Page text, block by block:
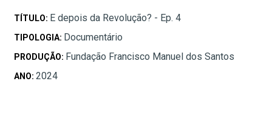
TÍTULO: E depois da Revolução? - Ep. 4
TIPOLOGIA: Documentário
PRODUÇÃO: Fundação Francisco Manuel dos Santos
ANO: 2024